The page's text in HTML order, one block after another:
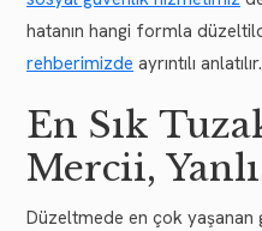
hatanın hangi formla
rehberimizde ayrıntılı anlatılır.
En Sık
Mercii,
Düzeltmede en çok yaşanan